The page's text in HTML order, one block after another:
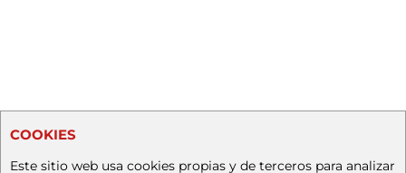
COOKIES
Este sitio web usa cookies propias y de terceros para analizar